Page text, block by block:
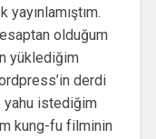
olduğum
yüklediğim
derdi
yahu istediğim
kung-fu filminin